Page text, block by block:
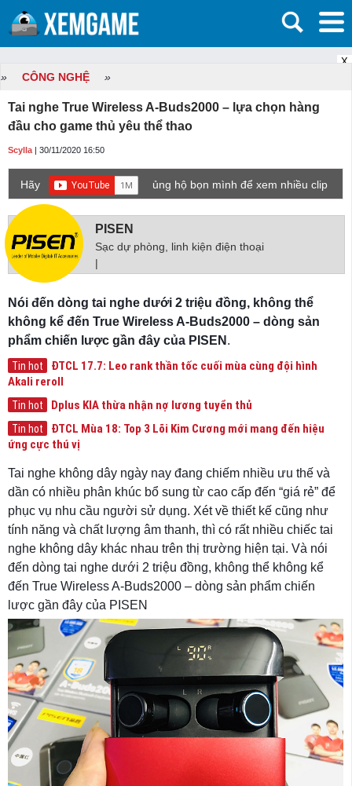
X
» CÔNG NGHỆ »
Tai nghe True Wireless A-Buds2000 – lựa chọn hàng
đầu cho game thủ yêu thể thao
Scylla | 30/11/2020 16:50
Hãy
ủng hộ bọn mình để xem nhiều clip
game mới hơn nhé!
PISEN
Sạc dự phòng, linh kiện điện thoại
|
Nói đến dòng tai nghe dưới 2 triệu đồng, không thể
không kể đến True Wireless A-Buds2000 – dòng sản
phẩm chiến lược gần đây của PISEN .
Tin hot
ĐTCL 17.7: Leo rank thần tốc cuối mùa cùng đội hình
Akali reroll
Tin hot Dplus KIA thừa nhận nợ lương tuyển thủ
Tin hot
ĐTCL Mùa 18: Top 3 Lõi Kim Cương mới mang đến hiệu
ứng cực thú vị
Tai nghe không dây ngày nay đang chiếm nhiều ưu thế và
dần có nhiều phân khúc bổ sung từ cao cấp đến “giá rẻ” để
phục vụ nhu cầu người sử dụng. Xét về thiết kế cũng như
tính năng và chất lượng âm thanh, thì có rất nhiều chiếc tai
nghe không dây khác nhau trên thị trường hiện tại. Và nói
đến dòng tai nghe dưới 2 triệu đồng, không thể không kể
đến True Wireless A-Buds2000 – dòng sản phẩm chiến
lược gần đây của PISEN